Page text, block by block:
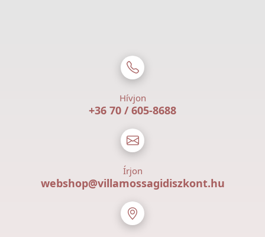
Hívjon
+36 70 / 605-8688
Írjon
webshop@villamossagidiszkont.hu